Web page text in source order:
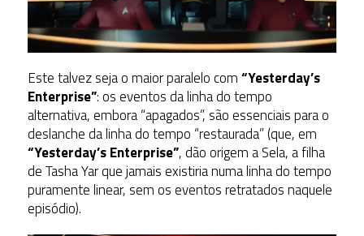
Este talvez seja o maior paralelo com“Yesterday’s
Enterprise”: os eventos da linha do tempo
alternativa, embora “apagados”, são essenciais para o
deslanche da linha do tempo “restaurada” (que, em
“Yesterday’s Enterprise”, dão origem a Sela, a filha
de Tasha Yar que jamais existiria numa linha do tempo
puramente linear, sem os eventos retratados naquele
episódio).